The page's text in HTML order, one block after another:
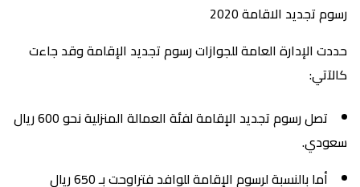
رسوم تجديد الاقامة 2020
حددت الإدارة العامة للجوازات رسوم تجديد الإقامة وقد جاءت
كالآتي:
تصل رسوم تجديد الإقامة لفئة العمالة المنزلية نحو 600 ريال
سعودي.
أما بالنسبة لرسوم الإقامة للوافد فتراوحت بـ 650 ريال